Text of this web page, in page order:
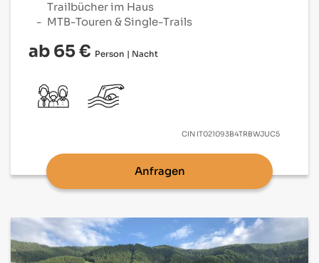
Trailbücher im Haus
MTB-Touren & Single-Trails
ab 65 € Person | Nacht
CIN IT021093B4TRBWJUC5
Anfragen